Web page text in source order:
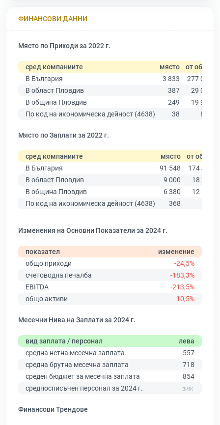
ФИНАНСОВИ ДАННИ
Място по Приходи за 2022 г.
сред компаниите място от общо
В България
3 833
277 019
В област Пловдив
387
29 067
В община Пловдив
249
19 939
По код на икономическа дейност (4638)
38 848
Място по Заплати за 2022 г.
сред компаниите място от общо
В България
91 548
174 403
В област Пловдив
9 000
18 305
В община Пловдив
6 380
12 387
По код на икономическа дейност (4638)
368
Изменения на Основни Показатели за 2024 г.
показател
изменение
общо приходи
-24,5%
счетоводна печалба
-183,3%
EBITDA
-213,5%
общо активи
-10,5%
Месечни Нива на Заплати за 2024 г.
вид заплата / персонал
лева
средна нетна месечна заплата
557
средна брутна месечна заплата
718
среден бюджет за месечна заплата
854
средносписъчен персонал за 2024 г.
Финансови Трендове